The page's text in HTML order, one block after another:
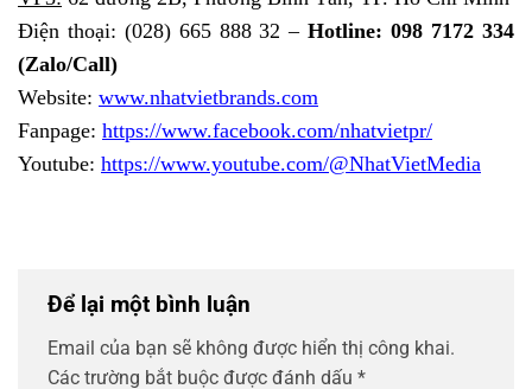
Điện thoại: (028) 665 888 32 –Hotline: 098 7172 334
(Zalo/Call)
Website: www.nhatvietbrands.com
Fanpage: https://www.facebook.com/nhatvietpr/
Youtube: https://www.youtube.com/@NhatVietMedia
Để lại một bình luận
Email của bạn sẽ không được hiển thị công khai.
Các trường bắt buộc được đánh dấu *